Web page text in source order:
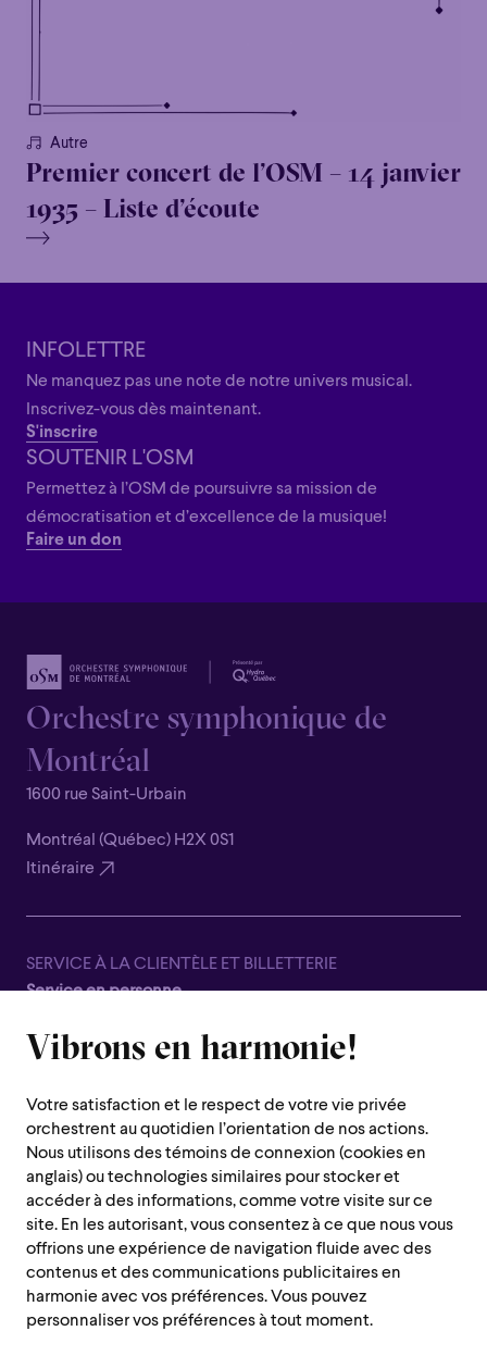
Vibrons en harmonie!
Votre satisfaction et le respect de votre vie privée
orchestrent au quotidien l’orientation de nos actions.
Nous utilisons des témoins de connexion (cookies en
anglais) ou technologies similaires pour stocker et
accéder à des informations, comme votre visite sur ce
site. En les autorisant, vous consentez à ce que nous vous
offrions une expérience de navigation fluide avec des
contenus et des communications publicitaires en
harmonie avec vos préférences. Vous pouvez
personnaliser vos préférences à tout moment.
Autre
Premier concert de l’OSM – 14 janvier
1935 – Liste d’écoute
INFOLETTRE
Ne manquez pas une note de notre univers musical.
Inscrivez-vous dès maintenant.
S'inscrire
SOUTENIR L'OSM
Permettez à l’OSM de poursuivre sa mission de
démocratisation et d’excellence de la musique!
Faire un don
Orchestre symphonique de
Montréal
1600 rue Saint-Urbain
Montréal (Québec) H2X 0S1
Itinéraire
SERVICE À LA CLIENTÈLE ET BILLETTERIE
Service en personne
1600 rue Saint-Urbain,
Service téléphonique
Du lundi au jeudi : de 10 h à 19 h
Vendredi : 10h à 14h
Fermé le samedi, dimanche et les jours fériés
Région de Montréal :514 842-9951
Sans frais :1 888 842-9951
INFORMATIONS PRATIQUES